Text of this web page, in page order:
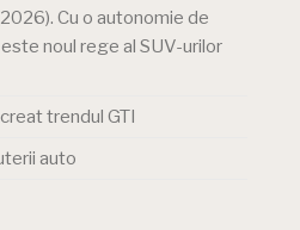
Cu o autonomie de
noul rege al SUV-urilor
trendul GTI
auto